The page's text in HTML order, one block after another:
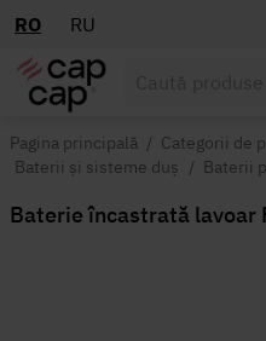
RO RU
Pagina principală / Categorii de
Baterii și sisteme duș / Baterii
Baterie încastrată lavoar